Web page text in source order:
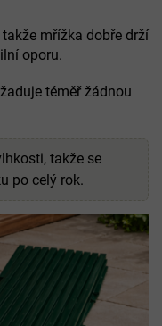
mřížka dobře drží
oporu.
téměř žádnou
takže se
po celý rok.